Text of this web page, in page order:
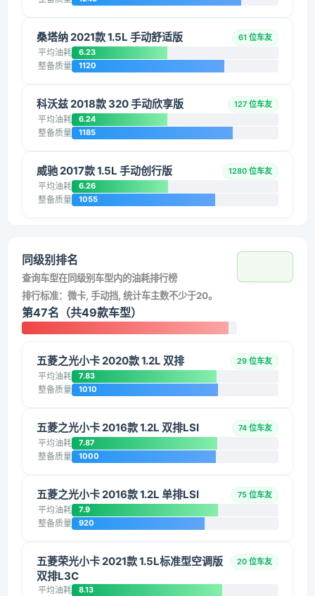
桑塔纳 2021款 1.5L 手动舒适版 61 位车友
平均油耗 6.23
整备质量 1120
科沃兹 2018款 320 手动欣享版 127 位车友
平均油耗 6.24
整备质量 1185
威驰 2017款 1.5L 手动创行版 1280 位车友
平均油耗 6.26
整备质量 1055
同级别排名
查询车型在同级别车型内的油耗排行榜
排行标准：微卡, 手动挡, 统计车主数不少于20。
第47名（共49款车型）
五菱之光小卡 2020款 1.2L 双排 29 位车友
平均油耗 7.83
整备质量 1010
五菱之光小卡 2016款 1.2L 双排LSI 74 位车友
平均油耗 7.87
整备质量 1000
五菱之光小卡 2016款 1.2L 单排LSI 75 位车友
平均油耗 7.9
整备质量 920
五菱荣光小卡 2021款 1.5L标准型空调版
双排L3C
20 位车友
平均油耗 8.13